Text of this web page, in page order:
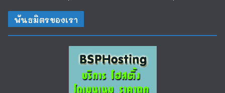
พันธมิตรของเรา